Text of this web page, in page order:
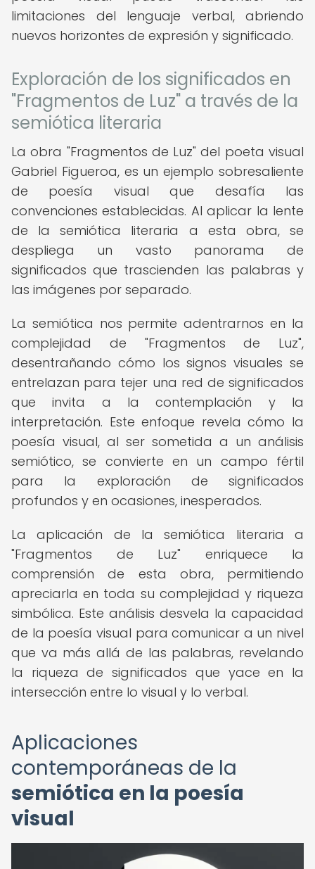
limitaciones del lenguaje verbal, abriendo
nuevos horizontes de expresión y significado.
Exploración de los significados en
"Fragmentos de Luz" a través de la
semiótica literaria
La obra "Fragmentos de Luz" del poeta visual
Gabriel Figueroa, es un ejemplo sobresaliente
de poesía visual que desafía las
convenciones establecidas. Al aplicar la lente
de la semiótica literaria a esta obra, se
despliega un vasto panorama de
significados que trascienden las palabras y
las imágenes por separado.
La semiótica nos permite adentrarnos en la
complejidad de "Fragmentos de Luz",
desentrañando cómo los signos visuales se
entrelazan para tejer una red de significados
que invita a la contemplación y la
interpretación. Este enfoque revela cómo la
poesía visual, al ser sometida a un análisis
semiótico, se convierte en un campo fértil
para la exploración de significados
profundos y en ocasiones, inesperados.
La aplicación de la semiótica literaria a
"Fragmentos de Luz" enriquece la
comprensión de esta obra, permitiendo
apreciarla en toda su complejidad y riqueza
simbólica. Este análisis desvela la capacidad
de la poesía visual para comunicar a un nivel
que va más allá de las palabras, revelando
la riqueza de significados que yace en la
intersección entre lo visual y lo verbal.
Aplicaciones
contemporáneas de la
semiótica en la poesía
visual